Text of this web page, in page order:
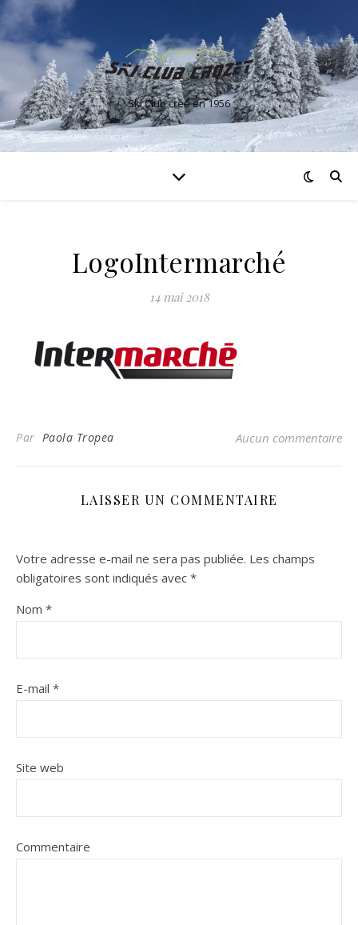
Ski Club créé en 1956
LogoIntermarché
14 mai 2018
Par Paola Tropea Aucun commentaire
LAISSER UN COMMENTAIRE
Votre adresse e-mail ne sera pas publiée. Les champs
obligatoires sont indiqués avec *
Nom *
E-mail *
Site web
Commentaire